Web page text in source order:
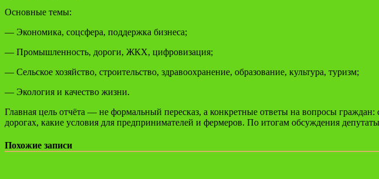
Основные темы:
— Экономика, соцсфера, поддержка бизнеса;
— Промышленность, дороги, ЖКХ, цифровизация;
— Сельское хозяйство, строительство, здравоохранение, образование, культура, туризм;
— Экология и качество жизни.
Главная цель отчёта — не формальный пересказ, а конкретные ответы на вопросы
дорогах, какие условия для предпринимателей и фермеров. По итогам обсуждения
Похожие записи